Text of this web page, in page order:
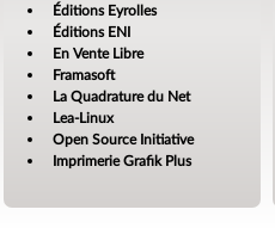
Éditions Eyrolles
Éditions ENI
En Vente Libre
Framasoft
La Quadrature du Net
Lea-Linux
Open Source Initiative
Imprimerie Grafik Plus